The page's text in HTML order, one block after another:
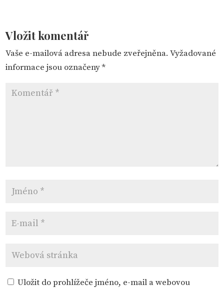
Vložit komentář
Vaše e-mailová adresa nebude zveřejněna. Vyžadované
informace jsou označeny*
Uložit do prohlížeče jméno, e-mail a webovou